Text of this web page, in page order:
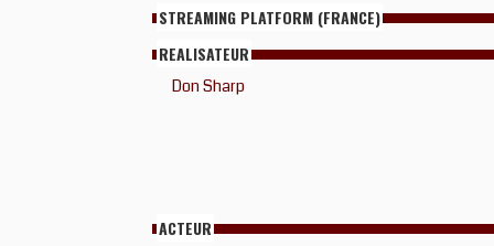
STREAMING PLATFORM (FRANCE)
REALISATEUR
Don Sharp
ACTEUR